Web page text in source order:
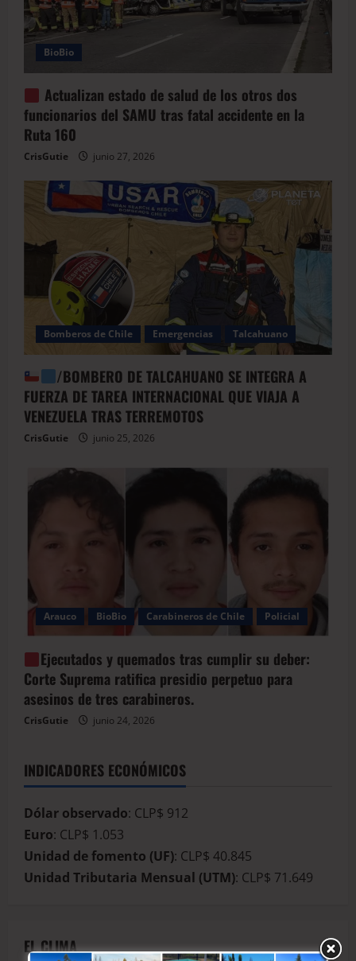
BioBio
Actualizan estado de salud de los otros dos
funcionarios del SAMU tras fatal accidente en la
Ruta 160
CrisGutie junio 27, 2026
Bomberos de Chile Emergencias Talcahuano
/BOMBERO DE TALCAHUANO SE INTEGRA A
FUERZA DE TAREA INTERNACIONAL QUE VIAJA A
VENEZUELA TRAS TERREMOTOS
CrisGutie junio 25, 2026
Arauco BioBio Carabineros de Chile Policial
Ejecutados y quemados tras cumplir su deber:
Corte Suprema ratifica presidio perpetuo para
asesinos de tres carabineros.
CrisGutie junio 24, 2026
INDICADORES ECONÓMICOS
Dólar observado: CLP$ 912
Euro: CLP$ 1.053
Unidad de fomento (UF): CLP$ 40.845
Unidad Tributaria Mensual (UTM): CLP$ 71.649
EL CLIMA